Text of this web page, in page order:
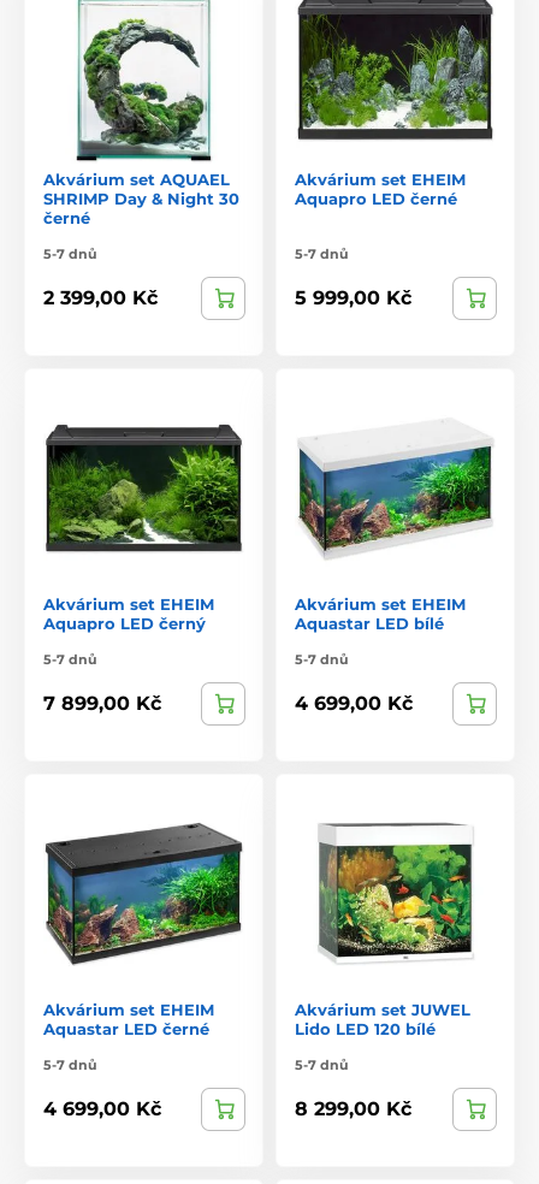
Akvárium set AQUAEL
SHRIMP Day & Night 30
černé
5-7 dnů
2 399,00 Kč
Akvárium set EHEIM
Aquapro LED černé
5-7 dnů
5 999,00 Kč
Akvárium set EHEIM
Aquapro LED černý
5-7 dnů
7 899,00 Kč
Akvárium set EHEIM
Aquastar LED bílé
5-7 dnů
4 699,00 Kč
Akvárium set EHEIM
Aquastar LED černé
5-7 dnů
4 699,00 Kč
Akvárium set JUWEL
Lido LED 120 bílé
5-7 dnů
8 299,00 Kč